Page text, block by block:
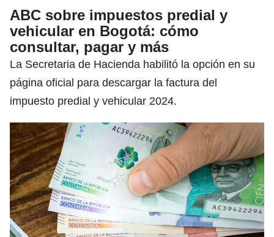
ABC sobre impuestos predial y
vehicular en Bogotá: cómo
consultar, pagar y más
La Secretaria de Hacienda habilitó la opción en su
página oficial para descargar la factura del
impuesto predial y vehicular 2024.